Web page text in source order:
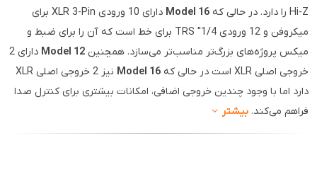
Hi-Z را دارد. در حالی که
Model 16
دارای 10 ورودی XLR 3-Pin برای
میکروفن و 12 ورودی 1/4" TRS برای خط است که آن را برای ضبط و
میکس پروژه‌های بزرگ‌تر مناسب‌تر می‌سازد. همچنین Model 12
دارای 2
خروجی اصلی XLR است در حالی که
Model 16
نیز 2 خروجی اصلی XLR
دارد اما با وجود چندین خروجی اضافی، امکانات بیشتری برای کنترل صدا
فراهم می‌کند. بیشتر